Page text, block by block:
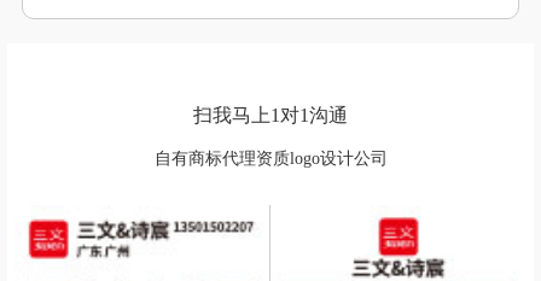
扫我马上1对1沟通
自有商标代理资质logo设计公司